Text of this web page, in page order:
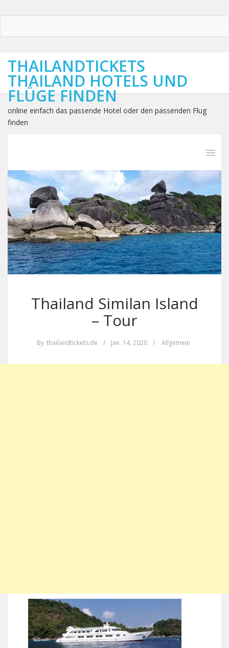
THAILANDTICKETS
THAILAND HOTELS UND
FLÜGE FINDEN
online einfach das passende Hotel oder den passenden Flug
finden
Thailand Similan Island
– Tour
By thailandtickets.de / Jan. 14, 2020 / Allgemein